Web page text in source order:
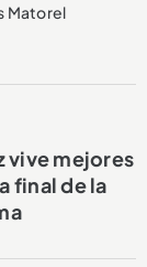
Matorel
vive mejores
final de la